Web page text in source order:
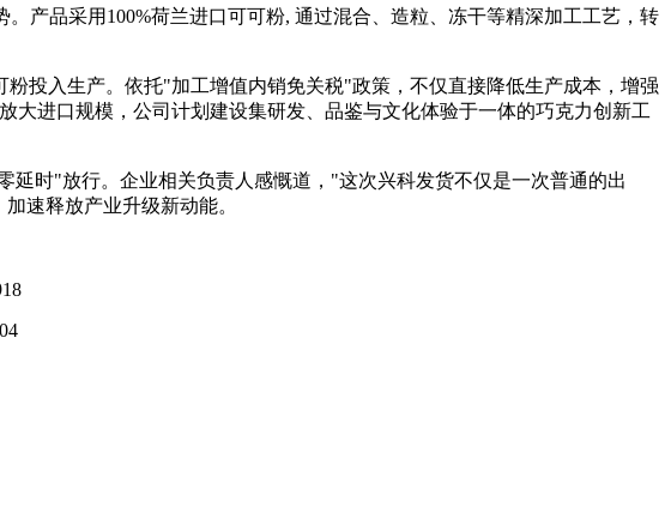
产品采用100%荷兰进口可可粉, 通过混合、造粒、冻干等精深加工工艺，转
投入生产。依托"加工增值内销免关税"政策，不仅直接降低生产成本，增强
进口规模，公司计划建设集研发、品鉴与文化体验于一体的巧克力创新工
时"放行。企业相关负责人感慨道，"这次兴科发货不仅是一次普通的出
速释放产业升级新动能。